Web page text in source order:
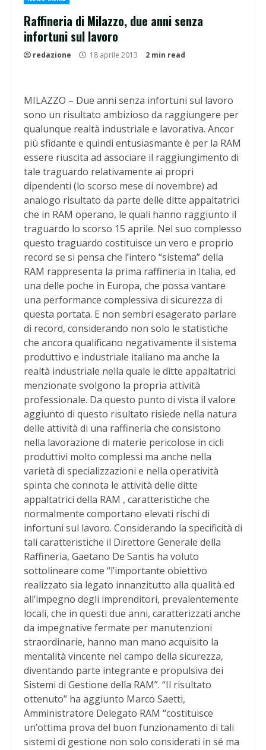
Raffineria di Milazzo, due anni senza
infortuni sul lavoro
redazione 18 aprile 2013 2 min read
MILAZZO – Due anni senza infortuni sul lavoro
sono un risultato ambizioso da raggiungere per
qualunque realtà industriale e lavorativa. Ancor
più sfidante e quindi entusiasmante è per la RAM
essere riuscita ad associare il raggiungimento di
tale traguardo relativamente ai propri
dipendenti (lo scorso mese di novembre) ad
analogo risultato da parte delle ditte appaltatrici
che in RAM operano, le quali hanno raggiunto il
traguardo lo scorso 15 aprile. Nel suo complesso
questo traguardo costituisce un vero e proprio
record se si pensa che l’intero “sistema” della
RAM rappresenta la prima raffineria in Italia, ed
una delle poche in Europa, che possa vantare
una performance complessiva di sicurezza di
questa portata. E non sembri esagerato parlare
di record, considerando non solo le statistiche
che ancora qualificano negativamente il sistema
produttivo e industriale italiano ma anche la
realtà industriale nella quale le ditte appaltatrici
menzionate svolgono la propria attività
professionale. Da questo punto di vista il valore
aggiunto di questo risultato risiede nella natura
delle attività di una raffineria che consistono
nella lavorazione di materie pericolose in cicli
produttivi molto complessi ma anche nella
varietà di specializzazioni e nella operatività
spinta che connota le attività delle ditte
appaltatrici della RAM , caratteristiche che
normalmente comportano elevati rischi di
infortuni sul lavoro. Considerando la specificità di
tali caratteristiche il Direttore Generale della
Raffineria, Gaetano De Santis ha voluto
sottolineare come “l’importante obiettivo
realizzato sia legato innanzitutto alla qualità ed
all’impegno degli imprenditori, prevalentemente
locali, che in questi due anni, caratterizzati anche
da impegnative fermate per manutenzioni
straordinarie, hanno man mano acquisito la
mentalità vincente nel campo della sicurezza,
diventando parte integrante e propulsiva dei
Sistemi di Gestione della RAM”. “Il risultato
ottenuto” ha aggiunto Marco Saetti,
Amministratore Delegato RAM “costituisce
un’ottima prova del buon funzionamento di tali
sistemi di gestione non solo considerati in sé ma